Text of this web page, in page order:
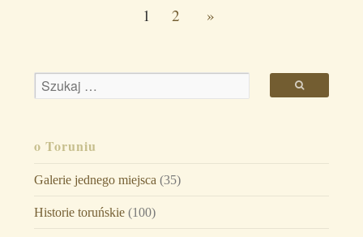
1 2 »
o Toruniu
Galerie jednego miejsca (35)
Historie toruńskie(100)